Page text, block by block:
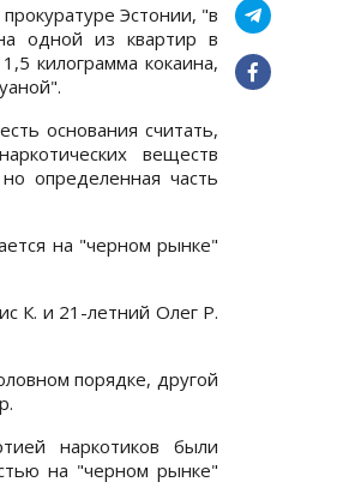
Эстонии, "в
одной из квартир в
килограмма кокаина,
основания считать,
веществ
определенная часть
на "черном рынке"
К. и 21-летний Олег Р.
порядке, другой
наркотиков были
на "черном рынке"